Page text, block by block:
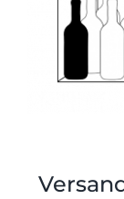
Zubehör